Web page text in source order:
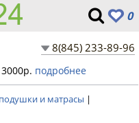
0
8(845) 233-89-96
подробнее
и матрасы |